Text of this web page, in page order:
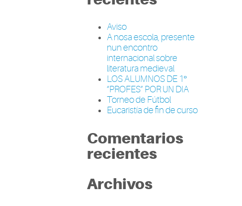
Aviso
A nosa escola, presente
nun encontro
internacional sobre
literatura medieval
LOS ALUMNOS DE 1º
“PROFES” POR UN DIA
Torneo de Fútbol
Eucaristía de fin de curso
Comentarios
recientes
Archivos